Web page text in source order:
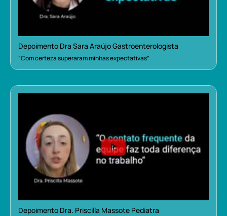
Depoimento Dra Sara Araújo Gastroenterologista
“Com certeza superaram minhas expectativas”
Depoimento Dra. Priscilla Massote Pediatra